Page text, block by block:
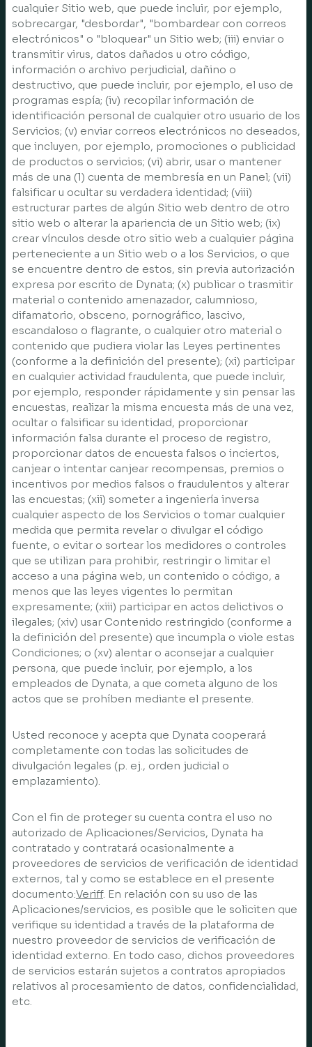
cualquier Sitio web, que puede incluir, por ejemplo,
sobrecargar, "desbordar", "bombardear con correos
electrónicos" o "bloquear" un Sitio web; (iii) enviar o
transmitir virus, datos dañados u otro código,
información o archivo perjudicial, dañino o
destructivo, que puede incluir, por ejemplo, el uso de
programas espía; (iv) recopilar información de
identificación personal de cualquier otro usuario de los
Servicios; (v) enviar correos electrónicos no deseados,
que incluyen, por ejemplo, promociones o publicidad
de productos o servicios; (vi) abrir, usar o mantener
más de una (1) cuenta de membresía en un Panel; (vii)
falsificar u ocultar su verdadera identidad; (viii)
estructurar partes de algún Sitio web dentro de otro
sitio web o alterar la apariencia de un Sitio web; (ix)
crear vínculos desde otro sitio web a cualquier página
perteneciente a un Sitio web o a los Servicios, o que
se encuentre dentro de estos, sin previa autorización
expresa por escrito de Dynata; (x) publicar o trasmitir
material o contenido amenazador, calumnioso,
difamatorio, obsceno, pornográfico, lascivo,
escandaloso o flagrante, o cualquier otro material o
contenido que pudiera violar las Leyes pertinentes
(conforme a la definición del presente); (xi) participar
en cualquier actividad fraudulenta, que puede incluir,
por ejemplo, responder rápidamente y sin pensar las
encuestas, realizar la misma encuesta más de una vez,
ocultar o falsificar su identidad, proporcionar
información falsa durante el proceso de registro,
proporcionar datos de encuesta falsos o inciertos,
canjear o intentar canjear recompensas, premios o
incentivos por medios falsos o fraudulentos y alterar
las encuestas; (xii) someter a ingeniería inversa
cualquier aspecto de los Servicios o tomar cualquier
medida que permita revelar o divulgar el código
fuente, o evitar o sortear los medidores o controles
que se utilizan para prohibir, restringir o limitar el
acceso a una página web, un contenido o código, a
menos que las leyes vigentes lo permitan
expresamente; (xiii) participar en actos delictivos o
ilegales; (xiv) usar Contenido restringido (conforme a
la definición del presente) que incumpla o viole estas
Condiciones; o (xv) alentar o aconsejar a cualquier
persona, que puede incluir, por ejemplo, a los
empleados de Dynata, a que cometa alguno de los
actos que se prohíben mediante el presente.
Usted reconoce y acepta que Dynata cooperará
completamente con todas las solicitudes de
divulgación legales (p. ej., orden judicial o
emplazamiento).
Con el fin de proteger su cuenta contra el uso no
autorizado de Aplicaciones/Servicios, Dynata ha
contratado y contratará ocasionalmente a
proveedores de servicios de verificación de identidad
externos, tal y como se establece en el presente
documento:Veriff. En relación con su uso de las
Aplicaciones/servicios, es posible que le soliciten que
verifique su identidad a través de la plataforma de
nuestro proveedor de servicios de verificación de
identidad externo. En todo caso, dichos proveedores
de servicios estarán sujetos a contratos apropiados
relativos al procesamiento de datos, confidencialidad,
etc.